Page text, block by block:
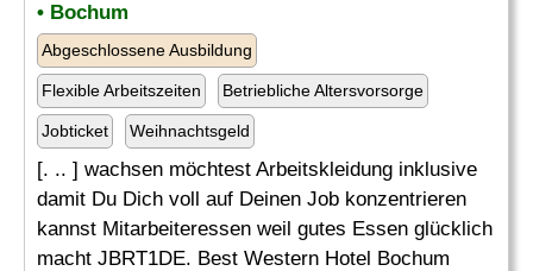
• Bochum
Abgeschlossene Ausbildung
Flexible Arbeitszeiten Betriebliche Altersvorsorge
Jobticket Weihnachtsgeld
[. .. ] wachsen möchtest Arbeitskleidung inklusive
damit Du Dich voll auf Deinen Job konzentrieren
kannst Mitarbeiteressen weil gutes Essen glücklich
macht JBRT1DE. Best Western Hotel Bochum